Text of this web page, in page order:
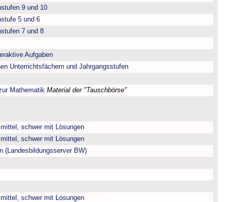
9 und 10
5 und 6
7 und 8
Aufgaben
Unterrichtsfächern und Jahrgangsstufen
Mathematik Material der "Tauschbörse"
schwer mit Lösungen
schwer mit Lösungen
(Landesbildungsserver BW)
schwer mit Lösungen